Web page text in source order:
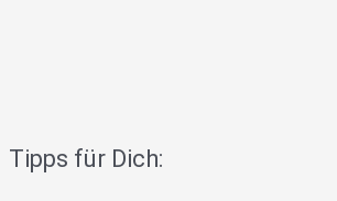
Tipps für Dich: